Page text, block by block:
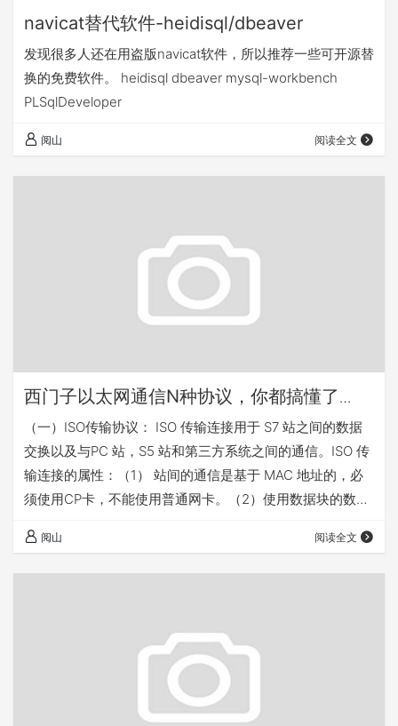
navicat替代软件-heidisql/dbeaver
发现很多人还在用盗版navicat软件，所以推荐一些可开源替
换的免费软件。 heidisql dbeaver mysql-workbench
PLSqlDeveloper
阅山 阅读全文
西门子以太网通信N种协议，你都搞懂了
吗？-转载
（一）ISO传输协议： ISO 传输连接用于 S7 站之间的数据
交换以及与PC 站，S5 站和第三方系统之间的通信。ISO 传
输连接的属性：（1） 站间的通信是基于 MAC 地址的，必
须使用CP卡，不能使用普通网卡。（2）使用数据块的数据
“SEND/RECEIVE”和“FETCH/WRITE” 服务实现数据传输。
（4）数据接收由对方通过 ISO 参考模型第 4 层进行确认。
阅山 阅读全文